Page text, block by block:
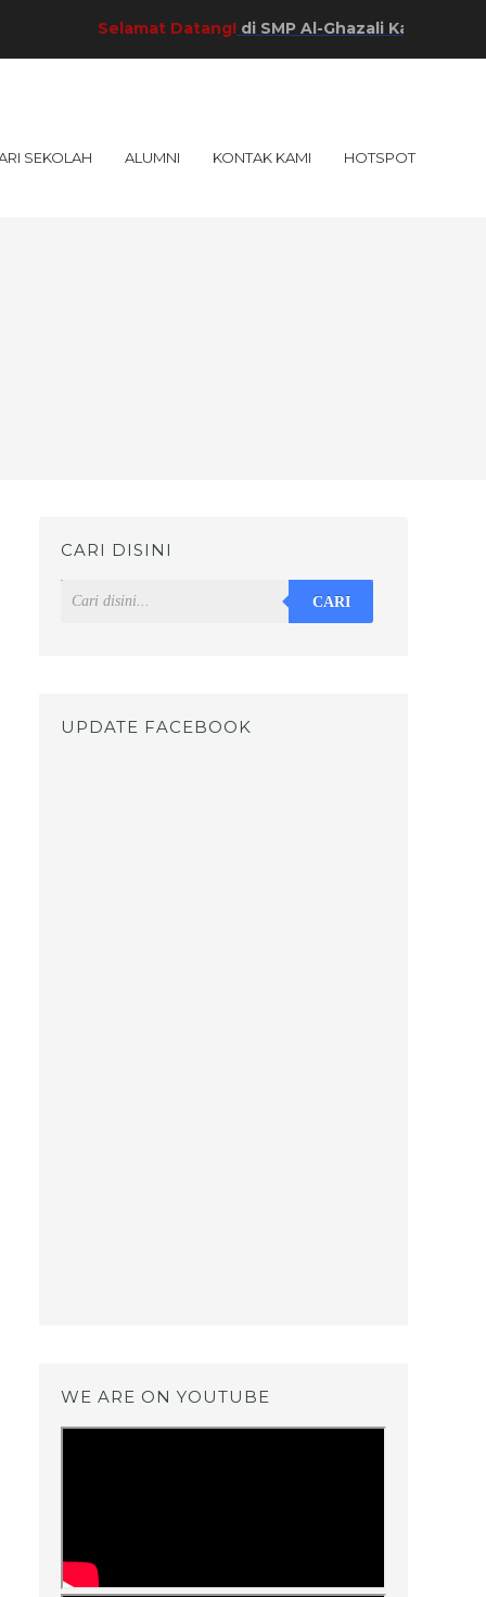
Selamat Datang! di SMP Al-Ghazali Kab. Sumenep!
SEKOLAH ALUMNI KONTAK KAMI HOTSPOT
CARI DISINI
CARI
UPDATE FACEBOOK
WE ARE ON YOUTUBE